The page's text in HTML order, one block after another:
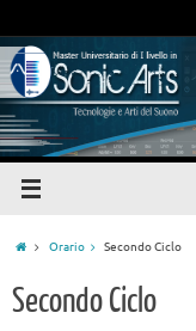
Orario Secondo Ciclo
Secondo Ciclo